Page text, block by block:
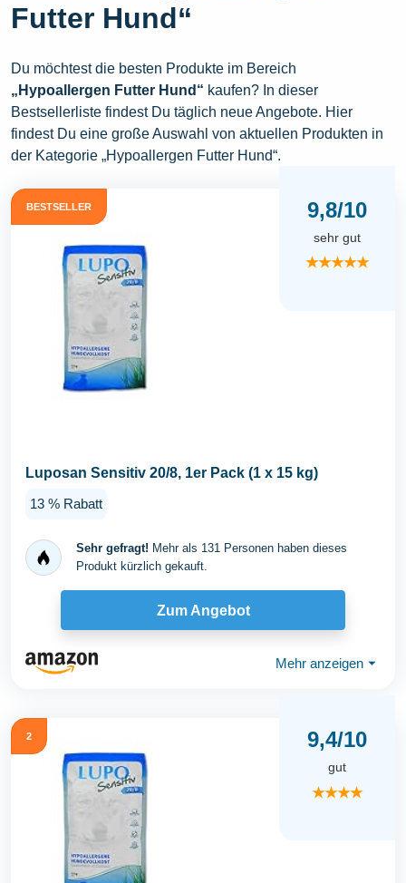
Futter Hund“
Du möchtest die besten Produkte im Bereich
„Hypoallergen Futter Hund“ kaufen? In dieser
Bestsellerliste findest Du täglich neue Angebote. Hier
findest Du eine große Auswahl von aktuellen Produkten in
der Kategorie „Hypoallergen Futter Hund“.
BESTSELLER 9,8/10
sehr gut
★★★★★
Luposan Sensitiv 20/8, 1er Pack (1 x 15 kg)
13 % Rabatt
Sehr gefragt! Mehr als 131 Personen haben dieses
Produkt kürzlich gekauft.
Zum Angebot
Mehr anzeigen ⏷
2 9,4/10
gut
★★★★